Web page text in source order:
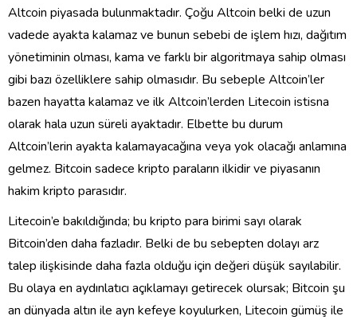
Altcoin piyasada bulunmaktadır. Çoğu Altcoin belki de uzun
vadede ayakta kalamaz ve bunun sebebi de işlem hızı, dağıtım
yönetiminin olması, kama ve farklı bir algoritmaya sahip olması
gibi bazı özelliklere sahip olmasıdır. Bu sebeple Altcoin’ler
bazen hayatta kalamaz ve ilk Altcoin’lerden Litecoin istisna
olarak hala uzun süreli ayaktadır. Elbette bu durum
Altcoin’lerin ayakta kalamayacağına veya yok olacağı anlamına
gelmez. Bitcoin sadece kripto paraların ilkidir ve piyasanın
hakim kripto parasıdır.
Litecoin’e bakıldığında; bu kripto para birimi sayı olarak
Bitcoin’den daha fazladır. Belki de bu sebepten dolayı arz
talep ilişkisinde daha fazla olduğu için değeri düşük sayılabilir.
Bu olaya en aydınlatıcı açıklamayı getirecek olursak; Bitcoin şu
an dünyada altın ile ayn kefeye koyulurken, Litecoin gümüş ile